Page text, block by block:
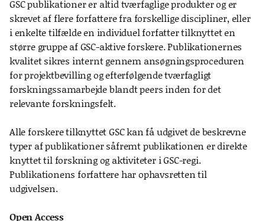
GSC publikationer er altid tværfaglige produkter og er
skrevet af flere forfattere fra forskellige discipliner, eller
i enkelte tilfælde en individuel forfatter tilknyttet en
større gruppe af GSC-aktive forskere. Publikationernes
kvalitet sikres internt gennem ansøgningsproceduren
for projektbevilling og efterfølgende tværfagligt
forskningssamarbejde blandt peers inden for det
relevante forskningsfelt.
Alle forskere tilknyttet GSC kan få udgivet de beskrevne
typer af publikationer såfremt publikationen er direkte
knyttet til forskning og aktiviteter i GSC-regi.
Publikationens forfattere har ophavsretten til
udgivelsen.
Open Access